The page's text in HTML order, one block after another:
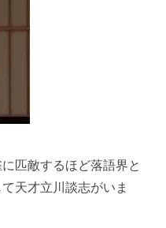
匹敵するほど落語界と
天才立川談志がいま